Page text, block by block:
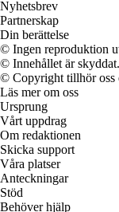
Nyhetsbrev
Partnerskap
Din berättelse
© Ingen reproduktion
© Innehållet är
© Copyright tillhör oss
Läs mer om oss
Ursprung
Vårt uppdrag
Om redaktionen
Skicka support
Våra platser
Anteckningar
Stöd
Behöver hjälp